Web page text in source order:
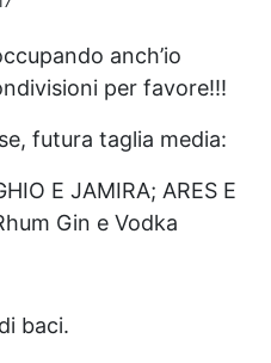
anch’io
per favore!!!
futura taglia media:
E JAMIRA; ARES E
Gin e Vodka
baci.